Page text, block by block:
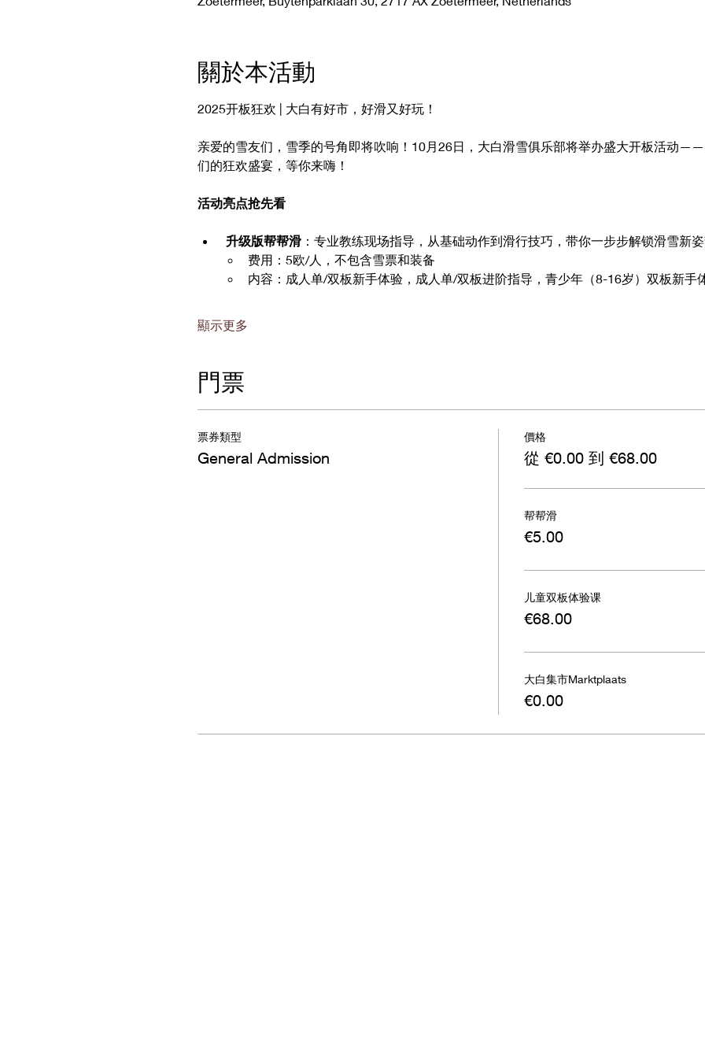
關於本活動
2025开板狂欢 | 大白有好市，好滑又好玩！
亲爱的雪友们，雪季的号角即将吹响！10月26日，大白滑雪俱乐部将举办盛大开板活动
们的狂欢盛宴，等你来嗨！
活动亮点抢先看
升级版帮帮滑：专业教练现场指导，从基础动作到滑行技巧，带你一步步解锁滑雪新
费用：5欧/人，不包含雪票和装备
内容：成人单/双板新手体验，成人单/双板进阶指导，青少年（8-16岁）双板新手
顯示更多
門票
票券類型
General Admission
價格
從 €0.00 到 €68.00
帮帮滑
€5.00
儿童双板体验课
€68.00
大白集市Marktplaats
€0.00